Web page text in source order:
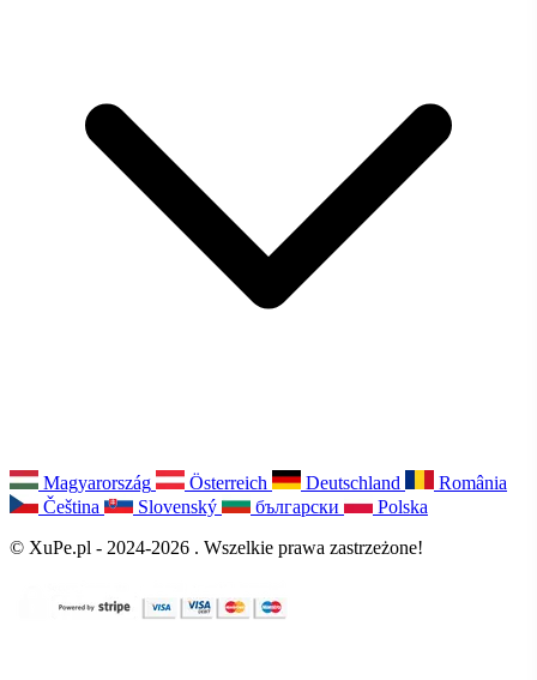
Magyarország Österreich Deutschland
România
Čeština
Slovenský български
Polska
© XuPe.pl - 2024-2026 . Wszelkie prawa zastrzeżone!